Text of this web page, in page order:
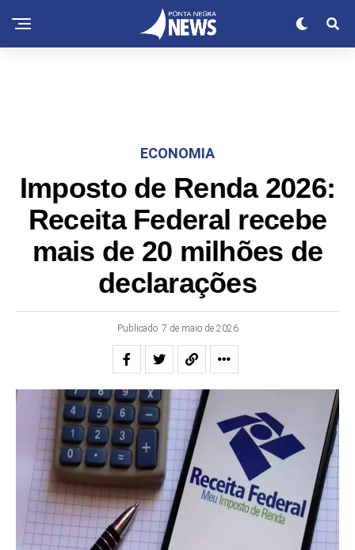
ECONOMIA
Imposto de Renda 2026:
Receita Federal recebe
mais de 20 milhões de
declarações
Publicado 7 de maio de 2026